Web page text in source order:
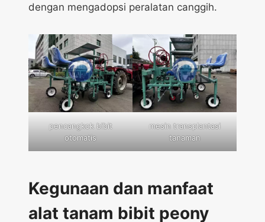
dengan mengadopsi peralatan canggih.
pencangkok bibit
otomatis
mesin transplantasi
tanaman
Kegunaan dan manfaat
alat tanam bibit peony